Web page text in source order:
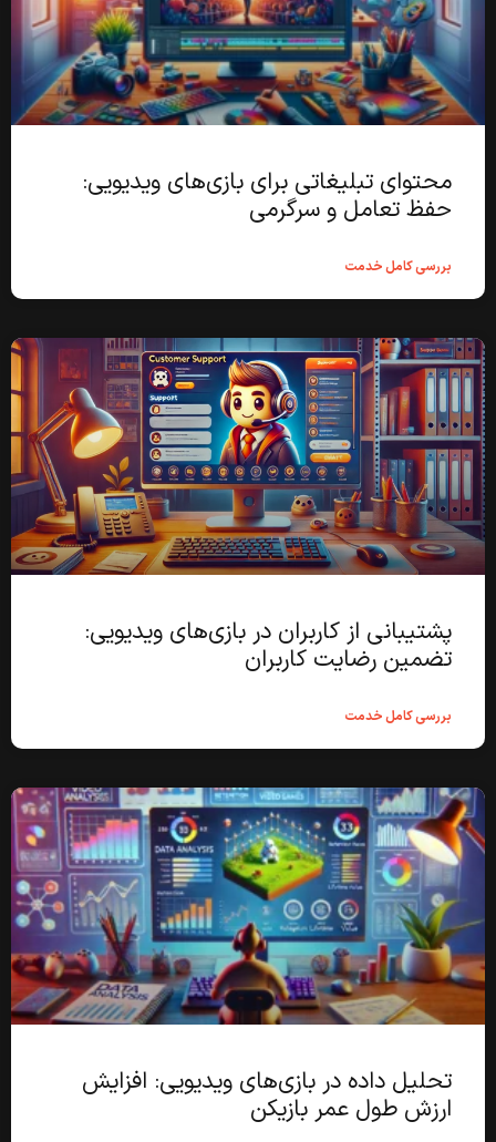
محتوای تبلیغاتی برای بازی‌های ویدیویی:
حفظ تعامل و سرگرمی
بررسی کامل خدمت
پشتیبانی از کاربران در بازی‌های ویدیویی:
تضمین رضایت کاربران
بررسی کامل خدمت
تحلیل داده در بازی‌های ویدیویی: افزایش
ارزش طول عمر بازیکن